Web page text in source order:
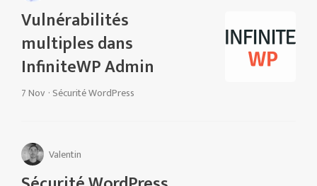
Vulnérabilités
multiples dans
InfiniteWP Admin
7 Nov · Sécurité WordPress
Valentin